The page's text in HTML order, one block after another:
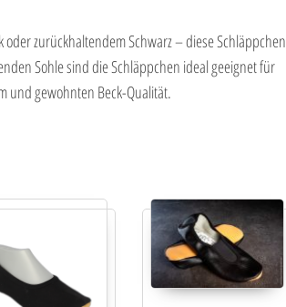
e
:
zurückhaltendem Schwarz – diese Schläppchen
Sohle sind die Schläppchen ideal geeignet für
und gewohnten Beck-Qualität.